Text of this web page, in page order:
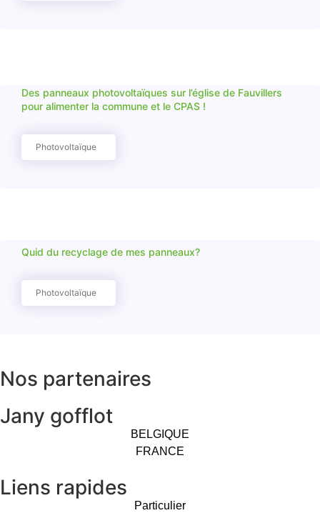
Des panneaux photovoltaïques sur l’église de Fauvillers
pour alimenter la commune et le CPAS !
Photovoltaïque
Quid du recyclage de mes panneaux?
Photovoltaïque
Nos partenaires
Jany gofflot
BELGIQUE
FRANCE
Liens rapides
Particulier